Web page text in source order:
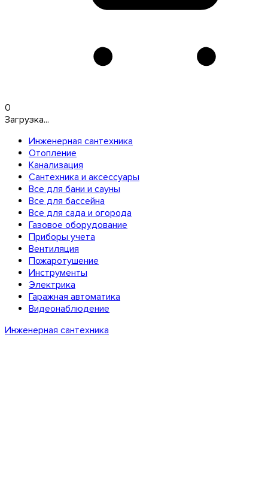
0
Загрузка...
Инженерная сантехника
Отопление
Канализация
Сантехника и аксессуары
Все для бани и сауны
Все для бассейна
Все для сада и огорода
Газовое оборудование
Приборы учета
Вентиляция
Пожаротушение
Инструменты
Электрика
Гаражная автоматика
Видеонаблюдение
Инженерная сантехника